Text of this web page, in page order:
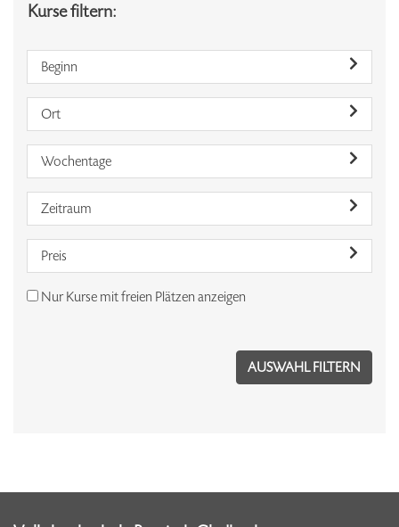
Kurse filtern:
Beginn
Ort
Wochentage
Zeitraum
Preis
Nur Kurse mit freien Plätzen anzeigen